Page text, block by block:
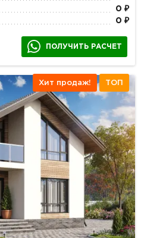
0 ₽
0 ₽
ПОЛУЧИТЬ РАСЧЕТ
Хит продаж! ТОП